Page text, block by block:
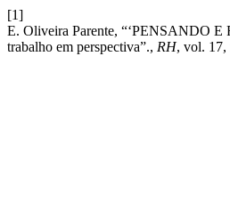
[1]
E. Oliveira Parente, “‘PENSANDO
trabalho em perspectiva”., RH, vol. 17,